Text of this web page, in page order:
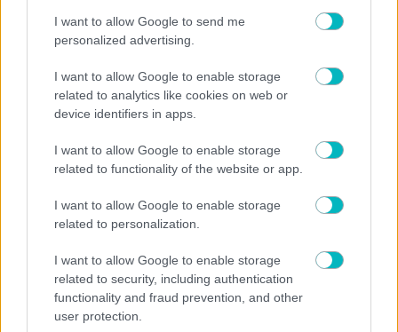
I want to allow Google to send me
personalized advertising.
I want to allow Google to enable storage
related to analytics like cookies on web or
device identifiers in apps.
I want to allow Google to enable storage
related to functionality of the website or app.
I want to allow Google to enable storage
related to personalization.
I want to allow Google to enable storage
related to security, including authentication
functionality and fraud prevention, and other
user protection.
07/08/2026 | 18:23:25
Σταύρος Καζαντζόγλου
Η ψυχραιμία στις μεταγραφές και τα χτυπήματα στην ώρα τους
07/08/2026 | 18:00:02
ΠΟΔΟΣΦΑΙΡΟ ΑΕΚ
ΑΕΚ: Συνάντηση κορυφής Ηλιόπουλου, Νίκολιτς και Ριμπάλτα για τον
07/08/2026 | 17:46:27
«Η Γαλατασαράι κατέθεσε πρόταση στον ΠΑΟΚ για Κωνσταντέλια με
δανεισμό και οψιόν αγοράς»